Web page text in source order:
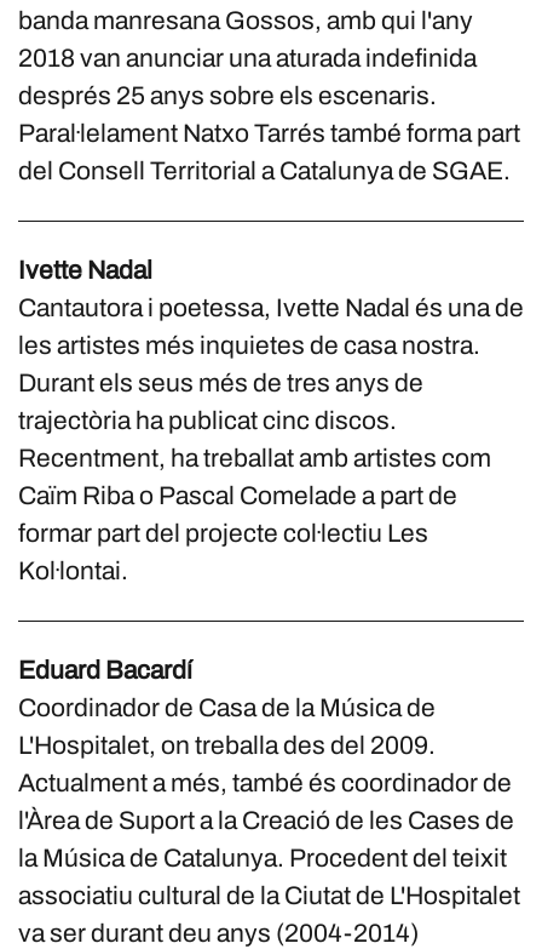
banda manresana Gossos, amb qui l'any
2018 van anunciar una aturada indefinida
després 25 anys sobre els escenaris.
Paral·lelament Natxo Tarrés també forma part
del Consell Territorial a Catalunya de SGAE.
Ivette Nadal
Cantautora i poetessa, Ivette Nadal és una de
les artistes més inquietes de casa nostra.
Durant els seus més de tres anys de
trajectòria ha publicat cinc discos.
Recentment, ha treballat amb artistes com
Caïm Riba o Pascal Comelade a part de
formar part del projecte col·lectiu Les
Kol·lontai.
Eduard Bacardí
Coordinador de Casa de la Música de
L'Hospitalet, on treballa des del 2009.
Actualment a més, també és coordinador de
l'Àrea de Suport a la Creació de les Cases de
la Música de Catalunya. Procedent del teixit
associatiu cultural de la Ciutat de L'Hospitalet
va ser durant deu anys (2004-2014)